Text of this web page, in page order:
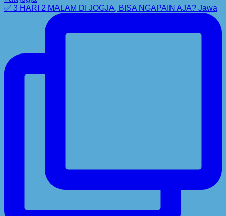
✅ 3 HARI 2 MALAM DI JOGJA, BISA NGAPAIN AJA? Jawa